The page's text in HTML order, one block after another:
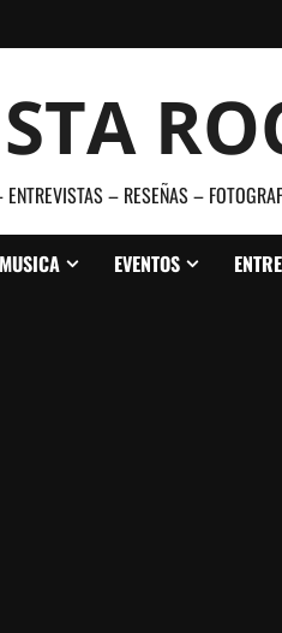
– RESEÑAS –
MUSICA EVENTOS